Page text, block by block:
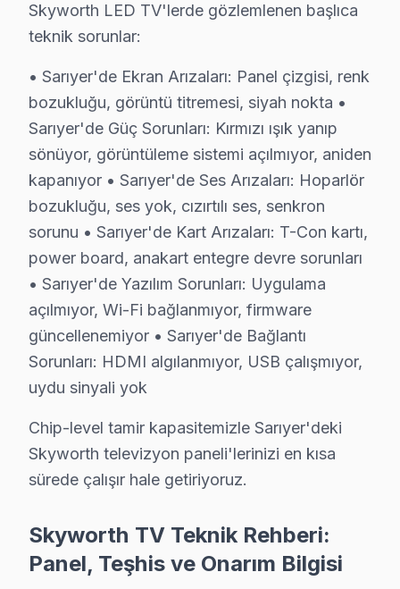
Skyworth televizyon ünitesi Teknik Servis Rehberi
Skyworth servisimizde en yaygın yazılım
Skyworth Servis Yaklaşımımız
marka kalitesi ilkeleri doğrultusunda bu TV akıllı
bu cihaz LED TV Onarım Süreci
1. Müşteri bildirir, servis ekibi arıza semptomlarını
2. Termal kamera, osiloskop, ESR ölçer ile elektronik
3. Arıza kaynağı tespit edilir: panel mi, anakart mı, güç
4. Yazılı fiyat teklifi sunulur; onay olmadan işlem
5. Orijinal veya OEM eşdeğer Skyworth parça ile
6. Tüm fonksiyonlar kapsamlı test edilir; garanti
Skyworth görüntüleme sistemi Bakım Tavsiyeleri
bu TV televizyon paneli'ler için en yaygın kullanıcı
Skyworth ekran'niz arızalandığında verileri
bu TV güvenilirliği standartlarında Skyworth
Sarıyer genelinde Skyworth panel teknik servis
Ayazağa, Bahçeköy, Baltalimanı, Büyükdere,
Skyworth LED TV'lerde gözlemlenen başlıca
teknik sorunlar:
• Sarıyer'de Ekran Arızaları: Panel çizgisi, renk
bozukluğu, görüntü titremesi, siyah nokta •
Sarıyer'de Güç Sorunları: Kırmızı ışık yanıp
sönüyor, görüntüleme sistemi açılmıyor, aniden
kapanıyor • Sarıyer'de Ses Arızaları: Hoparlör
bozukluğu, ses yok, cızırtılı ses, senkron
sorunu • Sarıyer'de Kart Arızaları: T-Con kartı,
power board, anakart entegre devre sorunları
• Sarıyer'de Yazılım Sorunları: Uygulama
açılmıyor, Wi-Fi bağlanmıyor, firmware
güncellenemiyor • Sarıyer'de Bağlantı
Sorunları: HDMI algılanmıyor, USB çalışmıyor,
uydu sinyali yok
Chip-level tamir kapasitemizle Sarıyer'deki
Skyworth televizyon paneli'lerinizi en kısa
sürede çalışır hale getiriyoruz.
Skyworth TV Teknik Rehberi:
Panel, Teşhis ve Onarım Bilgisi